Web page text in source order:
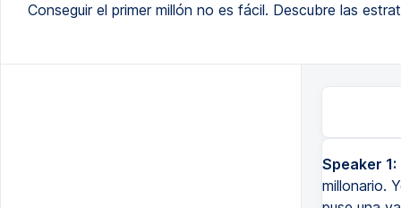
Conseguir el primer millón no es fácil. Descubre las
Speaker 1: